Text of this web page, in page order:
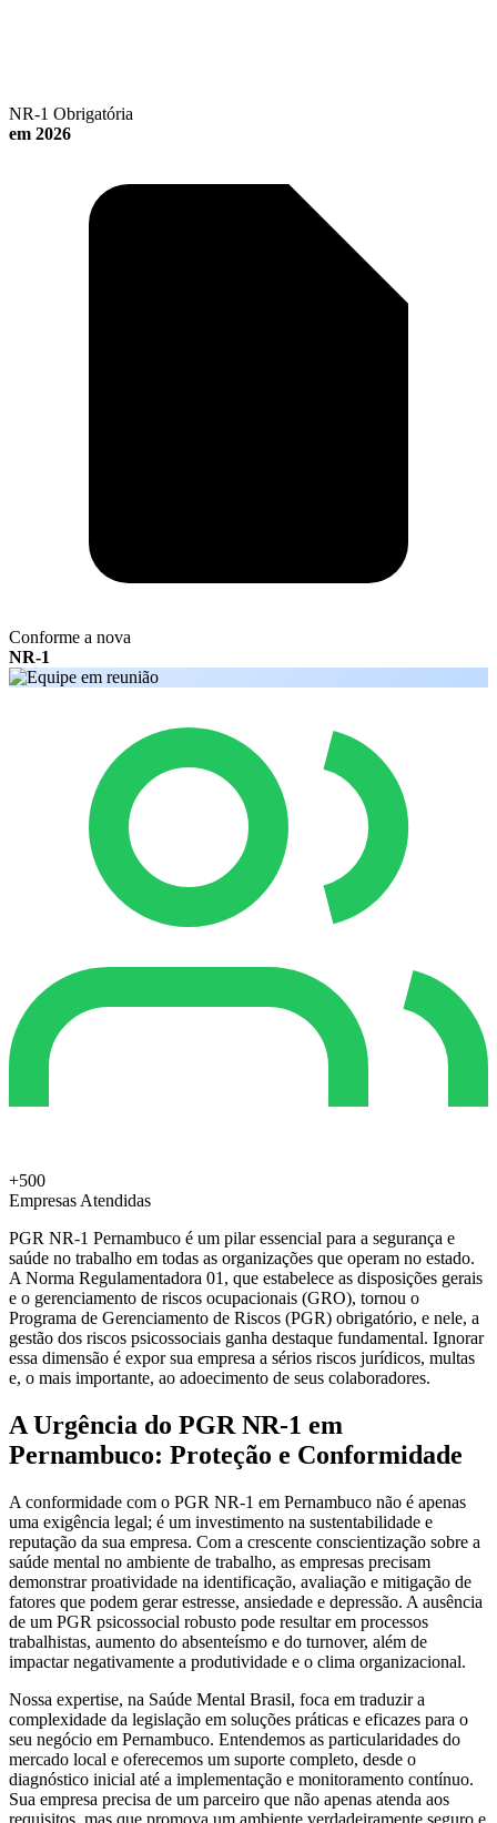
NR-1 Obrigatória
em 2026
Conforme a nova
NR-1
+500
Empresas Atendidas
PGR NR-1 Pernambuco é um pilar essencial para a segurança e
saúde no trabalho em todas as organizações que operam no estado.
A Norma Regulamentadora 01, que estabelece as disposições gerais
e o gerenciamento de riscos ocupacionais (GRO), tornou o
Programa de Gerenciamento de Riscos (PGR) obrigatório, e nele, a
gestão dos riscos psicossociais ganha destaque fundamental. Ignorar
essa dimensão é expor sua empresa a sérios riscos jurídicos, multas
e, o mais importante, ao adoecimento de seus colaboradores.
A Urgência do PGR NR-1 em
Pernambuco: Proteção e Conformidade
A conformidade com o PGR NR-1 em Pernambuco não é apenas
uma exigência legal; é um investimento na sustentabilidade e
reputação da sua empresa. Com a crescente conscientização sobre a
saúde mental no ambiente de trabalho, as empresas precisam
demonstrar proatividade na identificação, avaliação e mitigação de
fatores que podem gerar estresse, ansiedade e depressão. A ausência
de um PGR psicossocial robusto pode resultar em processos
trabalhistas, aumento do absenteísmo e do turnover, além de
impactar negativamente a produtividade e o clima organizacional.
Nossa expertise, na Saúde Mental Brasil, foca em traduzir a
complexidade da legislação em soluções práticas e eficazes para o
seu negócio em Pernambuco. Entendemos as particularidades do
mercado local e oferecemos um suporte completo, desde o
diagnóstico inicial até a implementação e monitoramento contínuo.
Sua empresa precisa de um parceiro que não apenas atenda aos
requisitos, mas que promova um ambiente verdadeiramente seguro e